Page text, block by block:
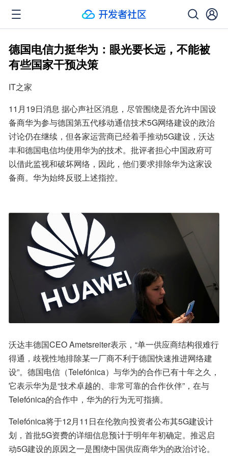
德国电信力挺华为：眼光要长远，不能被
有些国家干预决策
IT之家
11月19日消息 据心声社区消息，尽管围绕是否允许中国设
备商华为参与德国第五代移动通信技术5G网络建设的政治
讨论仍在继续，但各家运营商已经着手推动5G建设，沃达
丰和德国电信均使用华为的技术。批评者担心中国政府可
以借此监视和破坏网络，因此，他们要求排除华为这家设
备商。华为始终反驳上述指控。
沃达丰德国CEO Ametsreiter表示，“单一供应商结构很难行
得通，歧视性地排除某一厂商不利于德国快速推进网络建
设”。德国电信（Telefónica）与华为的合作已有十年之久，
它表示华为是“技术卓越的、非常可靠的合作伙伴”，在与
Telefónica的合作中，华为的行为无可指摘。
Telefónica将于12月11日在伦敦向投资者公布其5G建设计
划，首批5G资费的详细信息预计于明年年初确定。推迟启
动5G建设的原因之一是围绕中国供应商华为的政治讨论。